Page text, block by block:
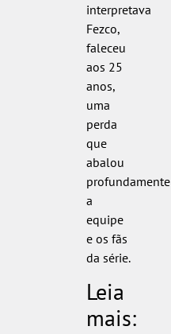
interpretava
Fezco,
faleceu
aos 25
anos,
uma
perda
que
abalou
profundamente
a
equipe
e os fãs
da série.
Leia
mais: